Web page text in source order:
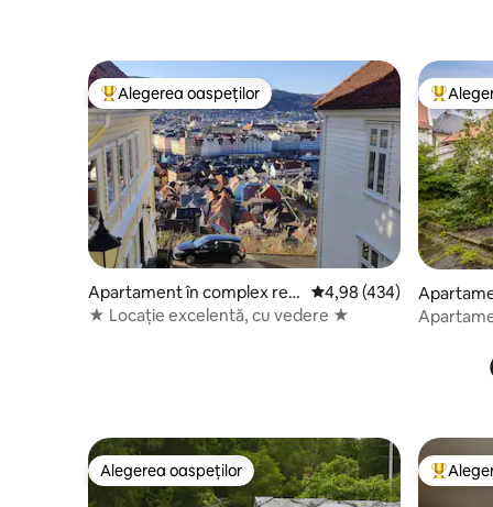
Locuință din topul categoriei Alegerea oaspeților
Alegerea oaspeților
Apartament în complex rezi
dențial
Scor mediu de 4,98 din
4,98 (434)
★ Locație excelentă, cu vedere ★
țial
Alegerea oaspeților
Alegerea oaspeților